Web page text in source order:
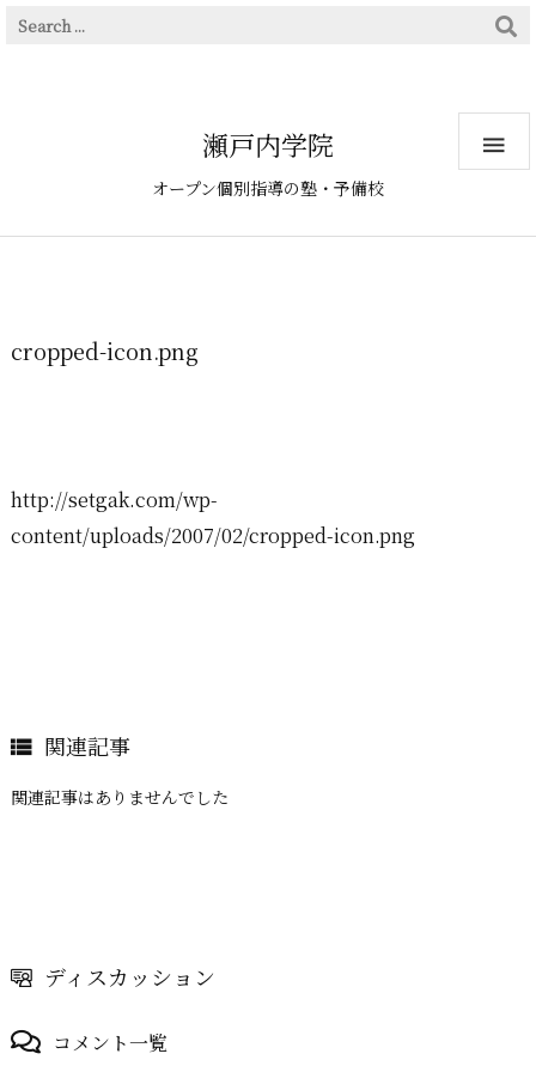
瀬戸内学院
オープン個別指導の塾・予備校

cropped-icon.png
http://setgak.com/wp-
content/uploads/2007/02/cropped-icon.png
 関連記事
関連記事はありませんでした
ディスカッション
コメント一覧